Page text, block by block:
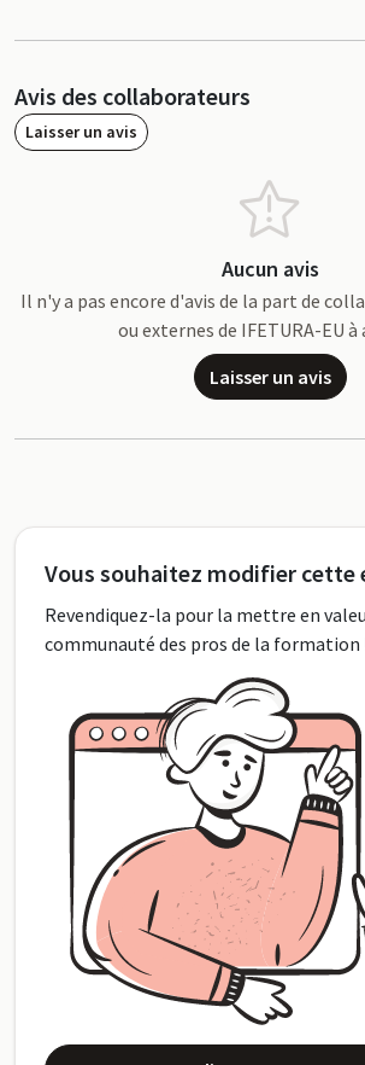
Avis des collaborateurs
Laisser un avis
Aucun avis
Il n'y a pas encore d'avis de la part de
ou externes de IFETURA-EU à
Laisser un avis
Vous souhaitez modifier cette
Revendiquez-la pour la mettre en
communauté des pros de la formation